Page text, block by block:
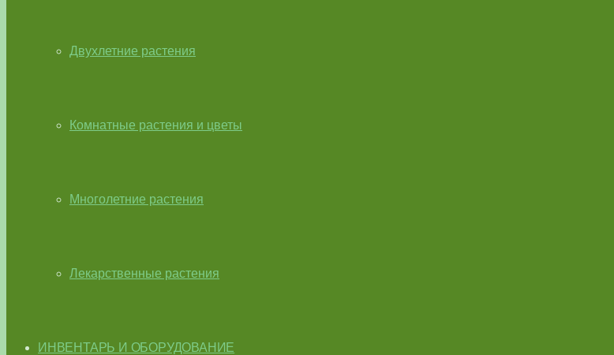
Двухлетние растения
Комнатные растения и цветы
Многолетние растения
Лекарственные растения
ИНВЕНТАРЬ И ОБОРУДОВАНИЕ